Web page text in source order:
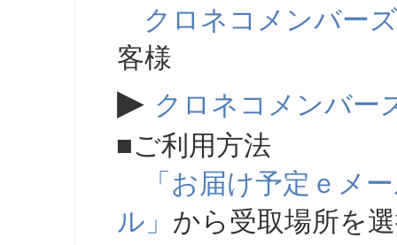
クロネコメンバーズ
客様
▶ クロネコメンバー
■ご利用方法
「お届け予定ｅメ
ル」 から受取場所を